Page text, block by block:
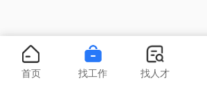
首页 找工作 找人才